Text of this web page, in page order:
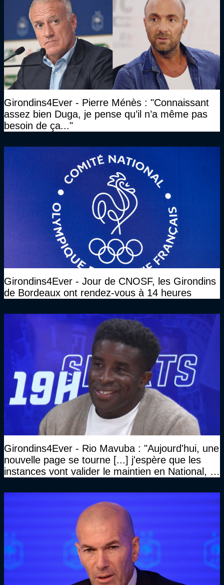
Girondins4Ever - Pierre Ménès : "Connaissant
assez bien Duga, je pense qu’il n’a même pas
besoin de ça..."
Girondins4Ever - Jour de CNOSF, les Girondins
de Bordeaux ont rendez-vous à 14 heures
Girondins4Ever - Rio Mavuba : "Aujourd'hui, une
nouvelle page se tourne [...] j'espère que les
instances vont valider le maintien en National, et
haut niveau"